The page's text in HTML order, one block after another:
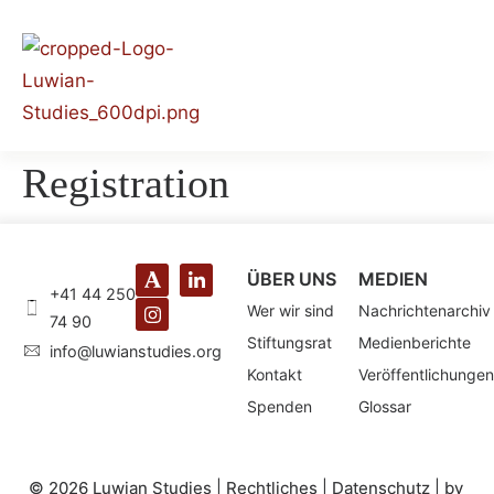
Registration
+41 44 250
74 90
gro.seidutsnaiwul
@ofni
ÜBER UNS
Wer wir sind
Stiftungsrat
Kontakt
Spenden
MEDIEN
Nachrichtenarchiv
Medienberichte
Veröffentlichungen
Glossar
© 2026 Luwian Studies | Rechtliches Datenschutz by